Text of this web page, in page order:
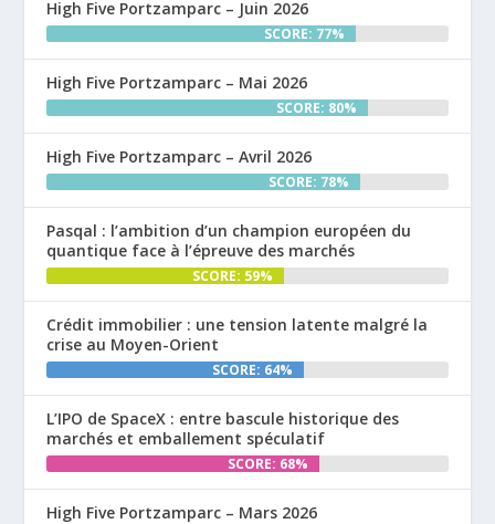
High Five Portzamparc – Juin 2026
SCORE: 77%
High Five Portzamparc – Mai 2026
SCORE: 80%
High Five Portzamparc – Avril 2026
SCORE: 78%
Pasqal : l’ambition d’un champion européen du
quantique face à l’épreuve des marchés
SCORE: 59%
Crédit immobilier : une tension latente malgré la
crise au Moyen-Orient
SCORE: 64%
L’IPO de SpaceX : entre bascule historique des
marchés et emballement spéculatif
SCORE: 68%
High Five Portzamparc – Mars 2026